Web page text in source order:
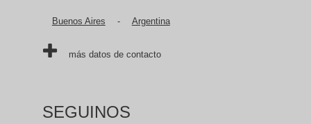
Buenos Aires - Argentina
más datos de contacto
SEGUINOS